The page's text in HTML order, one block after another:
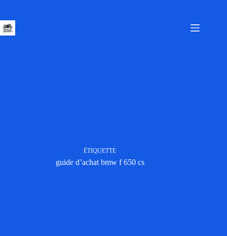
contenu
ÉTIQUETTE
guide d’achat bmw f 650 cs